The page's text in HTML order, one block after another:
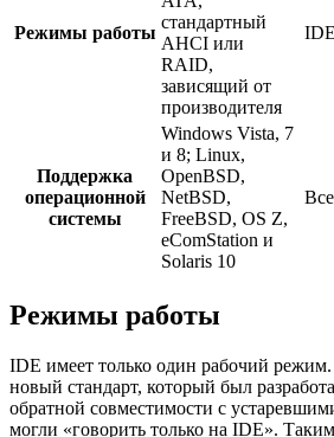
Режимы работы
стандартный
AHCI или
RAID,
зависящий от
производителя
IDE
Поддержка
операционной
системы
Windows Vista, 7
и 8; Linux,
OpenBSD,
NetBSD,
FreeBSD, OS Z,
eComStation и
Solaris 10
Все
Режимы работы
IDE имеет только один рабочий
новый стандарт, который был
обратной совместимости с
могли «говорить только на IDE».